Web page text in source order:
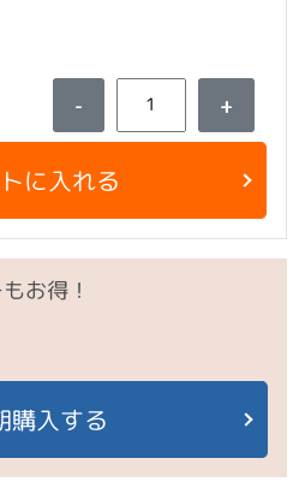
- +
に入れる
お得！
購入する